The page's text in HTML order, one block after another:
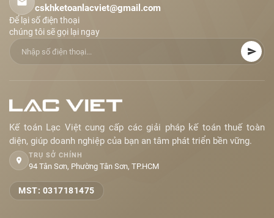
cskhketoanlacviet@gmail.com
Để lại số điện thoại
chúng tôi sẽ gọi lại ngay
Kế toán Lạc Việt cung cấp các giải pháp kế toán thuế toàn
diện, giúp doanh nghiệp của bạn an tâm phát triển bền vững.
TRỤ SỞ CHÍNH
94 Tân Sơn, Phường Tân Sơn, TP.HCM
MST: 0317181475